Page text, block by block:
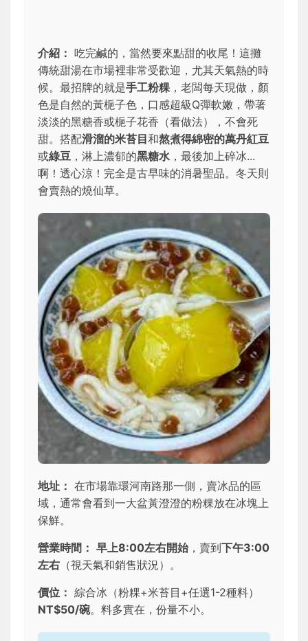
介紹： 吃完鹹的，當然要來點甜的收尾！這攤
傳統甜湯在市場裡非常受歡迎，尤其天氣熱的時
候。最招牌的就是手工粉粿，老闆每天現做，顏
色是自然的黃梔子色，口感超級Q彈軟嫩，帶著
淡淡的黑糖香或梔子花香（看做法），不會死
甜。搭配滑溜的米苔目和熬煮得綿密的萬丹紅豆
或綠豆 ，淋上濃郁的黑糖水 ，最後加上碎冰...
啊！透心涼！完全是古早味的消暑聖品。冬天則
會賣熱的燒仙草。
地址： 在市場靠環河南路那一側，賣冰品的區
域，通常會看到一大盆黃澄澄的粉粿放在冰塊上
保鮮。
營業時間： 早上8:00左右開始，賣到下午3:00
左右 （視天氣和銷售狀況）。
價位： 綜合冰（粉粿+米苔目+任選1-2種料）
NT$50/碗。料多實在，份量不小。